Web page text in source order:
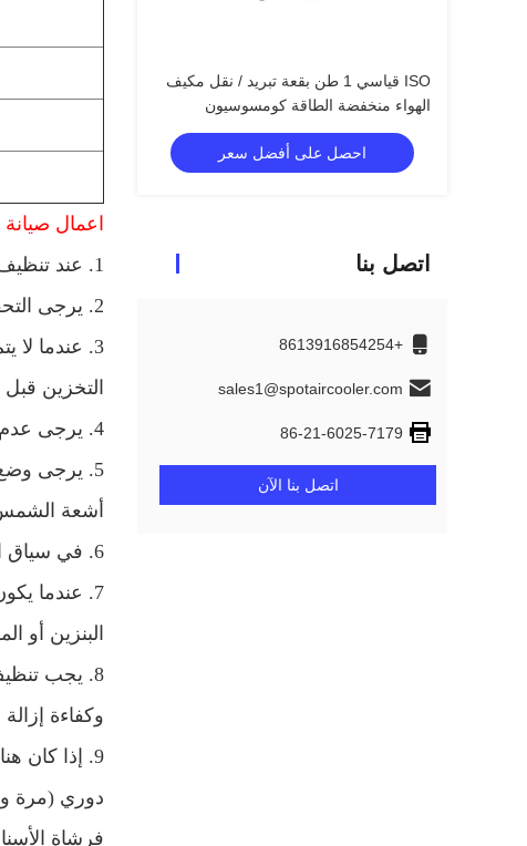
ISO قياسي 1 طن بقعة تبريد / نقل مكيف
الهواء منخفضة الطاقة كومسوسيون
احصل على أفضل سعر
اتصل بنا
+8613916854254
sales1@spotaircooler.com
86-21-6025-7179
اتصل بنا الآن
اعمال صيانة
1. عند تنظيف سطح الماكينة ، لا تستخدم المخففات والزيوت المتقلبة والمخدرات وما إلى ذلك.
2. يرجى التحقق من سلك الطاقة للآلة بشكل دوري لمعرفة أي علامات تلف أو مسامير فضفاضة.
3. عندما
التخزين
4. يرجى عدم وضع الجهاز في الوضع الأفقي أو المقلوب
5. يرجى
أشعة
6. في سياق الصيانة والصيانة ، أو حفظ الجهاز ، يرجى التأكد من فصل قابس الطاقة
7. عندما
البنزين أو
8. يجب
وكفاءة
9. إذا كان
دوري (مرة
فرشاة